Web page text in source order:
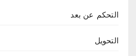
التحكم عن بعد
التحويل